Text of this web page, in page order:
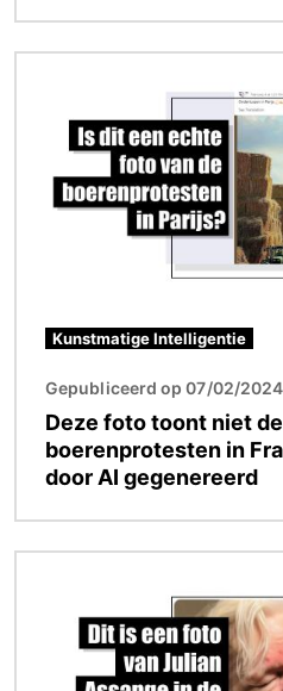
Kunstmatige Intelligentie
Gepubliceerd op 07/02/
Deze foto toont niet de
boerenprotesten in
door AI gegenereerd